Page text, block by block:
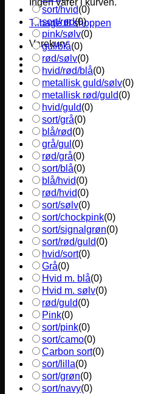
Ingen varer i kurven.
Tilbage til shoppen
Varekurv
sort/hvid(0)
sort/rød(0)
pink/sølv(0)
gul/blå(0)
rød/sølv(0)
hvid/rød/blå(0)
metallisk guld/sølv(0)
metallisk rød/guld(0)
hvid/guld(0)
sort/grå(0)
blå/rød(0)
grå/gul (0)
rød/grå(0)
sort/blå(0)
blå/hvid(0)
rød/hvid(0)
sort/sølv(0)
sort/chockpink(0)
sort/signalgrøn(0)
sort/rød/guld(0)
hvid/sort(0)
Grå(0)
Hvid m. blå(0)
Hvid m. sølv(0)
rød/guld(0)
Pink(0)
sort/pink(0)
sort/camo(0)
Carbon sort(0)
sort/lilla(0)
sort/grøn(0)
sort/navy(0)